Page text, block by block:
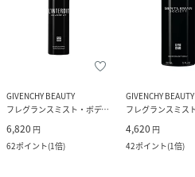
GIVENCHY BEAUTY
フレグランスミスト・ボディミスト
6,820 円
62ポイント(1倍)
GIVENCHY BEAUTY
4,620 円
42ポイント(1倍)